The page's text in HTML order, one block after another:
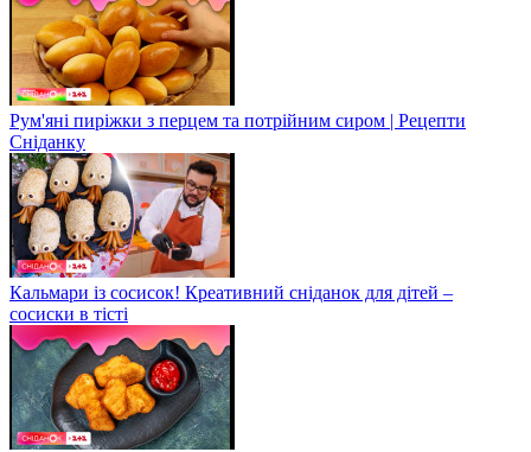
Рум'яні пиріжки з перцем та потрійним сиром | Рецепти
Сніданку
Кальмари із сосисок! Креативний сніданок для дітей –
сосиски в тісті